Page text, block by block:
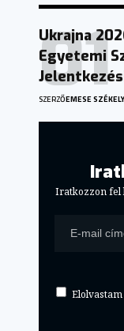
Ukrajna
Egyetemi
SZERZŐEMESE SZÉKELY
Iratkozzon fel